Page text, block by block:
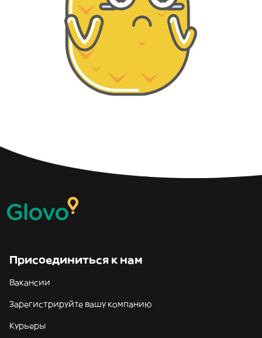
Присоединиться к нам
Вакансии
Зарегистрируйте вашу компанию
Курьеры